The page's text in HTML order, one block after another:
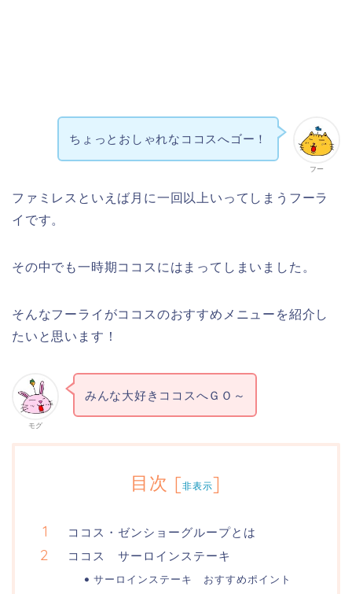
フー
ちょっとおしゃれなココスへゴー！
ファミレスといえば月に一回以上いってしまうフーラ
イです。
その中でも一時期ココスにはまってしまいました。
そんなフーライがココスのおすすめメニューを紹介し
たいと思います！
モグ
みんな大好きココスへＧＯ～
目次 [非表示]
ココス・ゼンショーグループとは
ココス サーロインステーキ
サーロインステーキ おすすめポイント